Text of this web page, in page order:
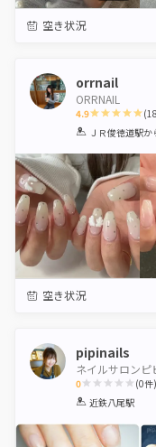
空き状況
orrnail
ORRNAIL
4.9
1 2 3 4 5
(
ＪＲ俊徳道駅か
空き状況
pipinails
ネイルサロン
0
1 2 3 4 5
(0件)
近鉄八尾駅